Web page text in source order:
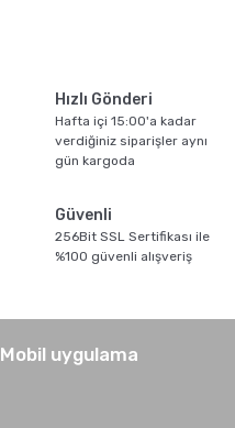
Hızlı Gönderi
Hafta içi 15:00'a kadar
verdiğiniz siparişler aynı
gün kargoda
Güvenli
256Bit SSL Sertifikası ile
%100 güvenli alışveriş
Mobil uygulama